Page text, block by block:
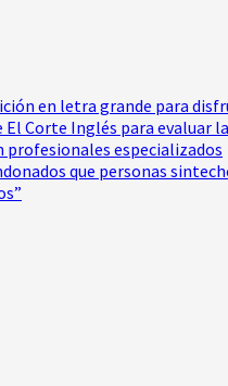
en letra grande para
Corte Inglés para evaluar
profesionales especializados
que personas